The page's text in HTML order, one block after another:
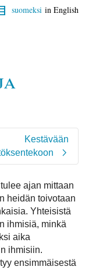
suomeksi in English
Kestävään
ajan mittaan
heidän toivotaan
Yhteisistä
ihmisiä, minkä
aika
ihmisiin.
ensimmäisestä